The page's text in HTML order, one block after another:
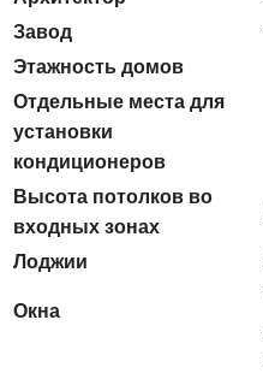
Завод
Этажность домов
Отдельные места для
установки
кондиционеров
Высота потолков во
входных зонах
Лоджии
Окна